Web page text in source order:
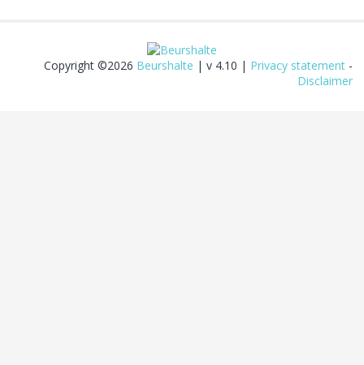
Copyright ©2026 Beurshalte | v 4.10 | Privacy statement -
Disclaimer